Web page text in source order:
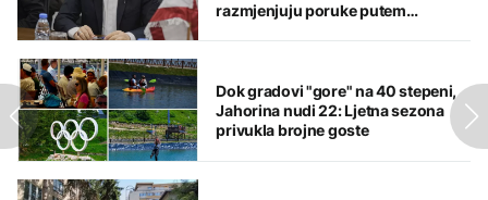
razmjenjuju poruke putem
Dok gradovi "gore" na 40 stepeni,
Jahorina nudi 22: Ljetna sezona
privukla brojne goste